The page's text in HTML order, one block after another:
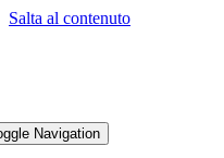
Salta al contenuto
Navigation